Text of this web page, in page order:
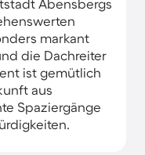
Abensbergs
markant
die Dachreiter
ist gemütlich
aus
Spaziergänge